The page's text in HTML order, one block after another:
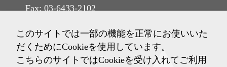
Fax: 03-6433-2102
このサイトでは一部の機能を正常にお使いいた
だくためにCookieを使用しています。
こちらのサイトではCookieを受け入れてご利用